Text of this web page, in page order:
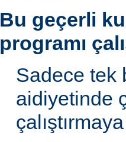
Bu geçerli
programı
Sadece tek
aidiyetinde